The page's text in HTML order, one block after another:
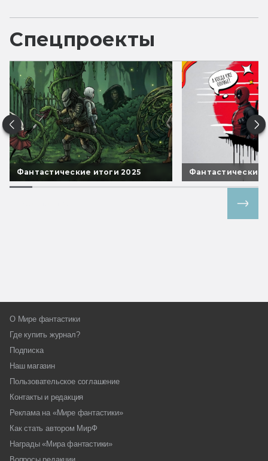
Спецпроекты
Фантастические итоги 2025 Фантастические
О Мире фантастики
Где купить журнал?
Подписка
Наш магазин
Пользовательское соглашение
Контакты и редакция
Реклама на «Мире фантастики»
Как стать автором МирФ
Награды «Мира фантастики»